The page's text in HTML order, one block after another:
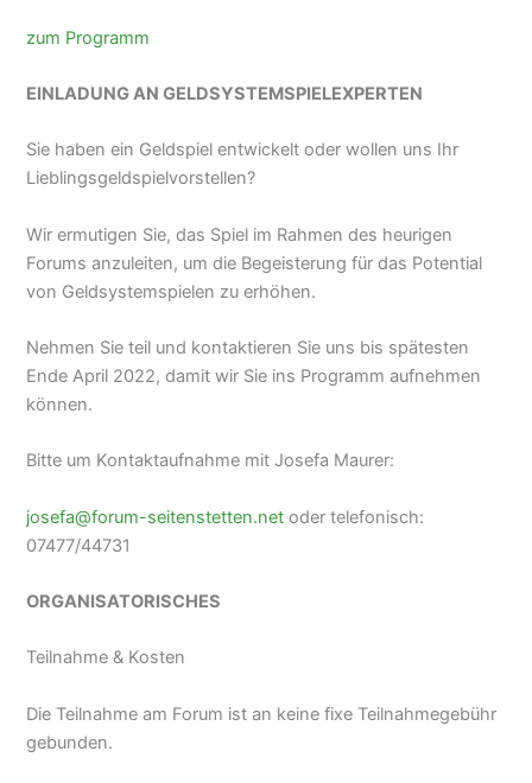
zum Programm
EINLADUNG AN GELDSYSTEMSPIELEXPERTEN
Sie haben ein Geldspiel entwickelt oder wollen uns Ihr
Lieblingsgeldspielvorstellen?
Wir ermutigen Sie, das Spiel im Rahmen des heurigen
Forums anzuleiten, um die Begeisterung für das Potential
von Geldsystemspielen zu erhöhen.
Nehmen Sie teil und kontaktieren Sie uns bis spätesten
Ende April 2022, damit wir Sie ins Programm aufnehmen
können.
Bitte um Kontaktaufnahme mit Josefa Maurer:
josefa@forum-seitenstetten.net oder telefonisch:
07477/44731
ORGANISATORISCHES
Teilnahme & Kosten
Die Teilnahme am Forum ist an keine fixe Teilnahmegebühr
gebunden.